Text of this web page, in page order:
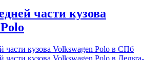
части кузова